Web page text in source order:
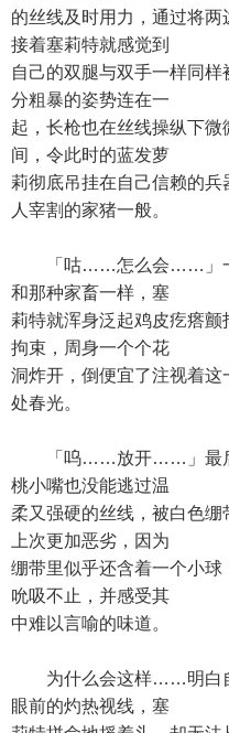
的丝线及时用力，通过将
接着塞莉特就感觉到
自己的双腿与双手一样同
分粗暴的姿势连在一
起，长枪也在丝线操纵下
间，令此时的蓝发萝
莉彻底吊挂在自己信赖的
人宰割的家猪一般。
「咕……怎么会……」一
和那种家畜一样，塞
莉特就浑身泛起鸡皮疙瘩
拘束，周身一个个花
洞炸开，倒便宜了注视着
处春光。
「呜……放开……」最后
桃小嘴也没能逃过温
柔又强硬的丝线，被白色
上次更加恶劣，因为
绷带里似乎还含着一个小
吮吸不止，并感受其
中难以言喻的味道。
为什么会这样……明白自
眼前的灼热视线，塞